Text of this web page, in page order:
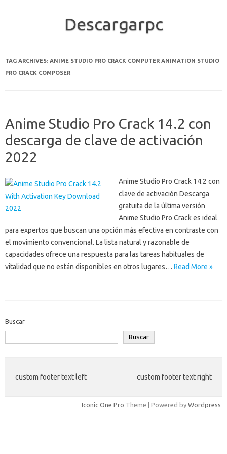
Descargarpc
TAG ARCHIVES: ANIME STUDIO PRO CRACK COMPUTER ANIMATION STUDIO
PRO CRACK COMPOSER
Anime Studio Pro Crack 14.2 con
descarga de clave de activación
2022
Anime Studio Pro Crack 14.2 con
clave de activación Descarga
gratuita de la última versión
Anime Studio Pro Crack es ideal
para expertos que buscan una opción más efectiva en contraste con
el movimiento convencional. La lista natural y razonable de
capacidades ofrece una respuesta para las tareas habituales de
vitalidad que no están disponibles en otros lugares… Read More »
Buscar
Buscar
custom footer text left custom footer text right
Iconic One Pro Theme | Powered by Wordpress